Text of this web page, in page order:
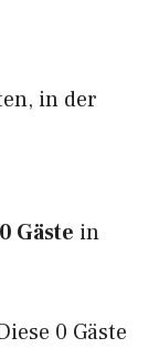
in der
0 Gäste in
0 Gäste